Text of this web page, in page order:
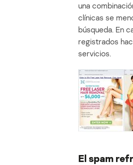
una
clínicas se
búsqueda. En
registrados
servicios.
El spam